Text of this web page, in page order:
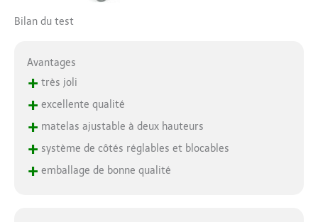
Bilan du test
Avantages
+ très joli
+ excellente qualité
+ matelas ajustable à deux hauteurs
+ système de côtés réglables et blocables
+ emballage de bonne qualité